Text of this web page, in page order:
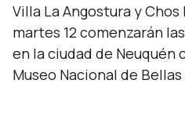
Villa La Angostura y
martes 12 comenzarán
en la ciudad de Neuquén
Museo Nacional de